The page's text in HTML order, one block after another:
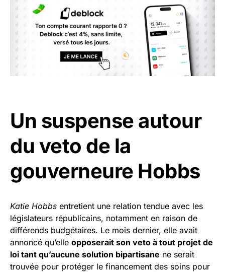
Un suspense autour
du veto de la
gouverneure Hobbs
Katie Hobbs entretient une relation tendue avec les
législateurs républicains, notamment en raison de
différends budgétaires. Le mois dernier, elle avait
annoncé qu’elle opposerait son veto à tout projet de
loi tant qu’aucune solution bipartisane ne serait
trouvée pour protéger le financement des soins pour